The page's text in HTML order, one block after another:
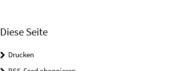
Diese Seite
Drucken